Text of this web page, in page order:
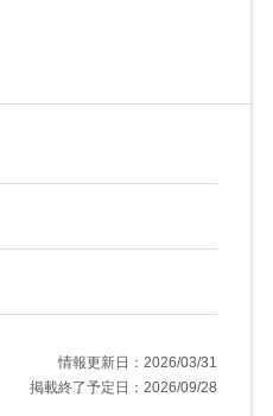
情報更新日：2026/03/31
掲載終了予定日：2026/09/28